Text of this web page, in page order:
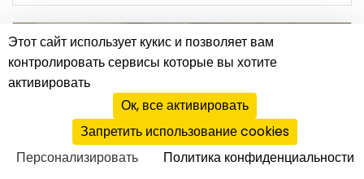
Этот сайт использует кукис и позволяет вам
контролировать сервисы которые вы хотите
активировать
Ок, все активировать
Запретить использование cookies
Персонализировать
Политика конфиденциальности